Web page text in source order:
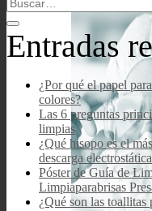
Entradas
¿Por qué el papel
colores?
Las 6 preguntas
limpias
¿Qué hisopo es el
descarga
Póster de Guía de
Limpiaparabrisas
¿Qué son las toallitas